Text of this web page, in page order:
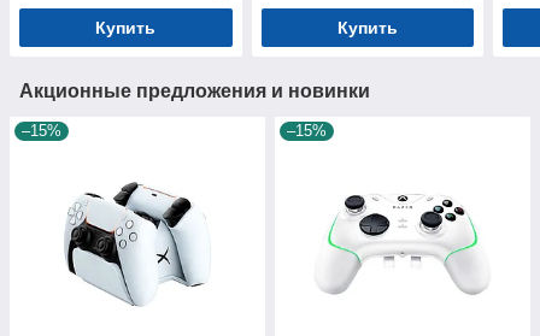
Купить Купить
Акционные предложения и новинки
–15% –15%